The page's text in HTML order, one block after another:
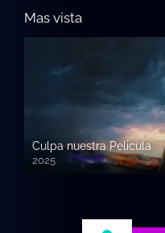
Mas vista
Culpa nuestra Pelicula
2025
720p HD